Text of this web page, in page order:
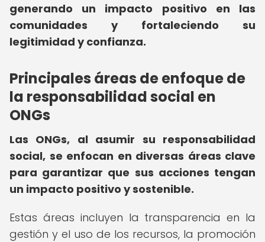
generando un impacto positivo en las
comunidades y fortaleciendo su
legitimidad y confianza.
Principales áreas de enfoque de
la responsabilidad social en
ONGs
Las ONGs, al asumir su responsabilidad
social, se enfocan en diversas áreas clave
para garantizar que sus acciones tengan
un impacto positivo y sostenible.
Estas áreas incluyen la transparencia en la
gestión y el uso de los recursos, la promoción